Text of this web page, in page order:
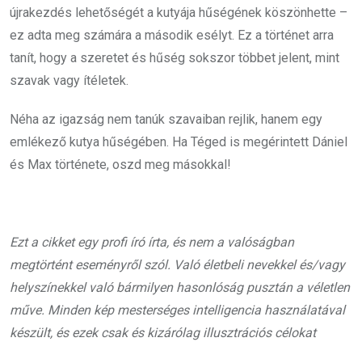
újrakezdés lehetőségét a kutyája hűségének köszönhette –
ez adta meg számára a második esélyt. Ez a történet arra
tanít, hogy a szeretet és hűség sokszor többet jelent, mint
szavak vagy ítéletek.
Néha az igazság nem tanúk szavaiban rejlik, hanem egy
emlékező kutya hűségében. Ha Téged is megérintett Dániel
és Max története, oszd meg másokkal!
Ezt a cikket egy profi író írta, és nem a valóságban
megtörtént eseményről szól. Való életbeli nevekkel és/vagy
helyszínekkel való bármilyen hasonlóság pusztán a véletlen
műve. Minden kép mesterséges intelligencia használatával
készült, és ezek csak és kizárólag illusztrációs célokat